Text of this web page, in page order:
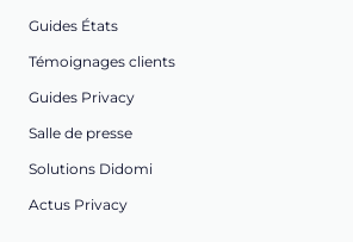
Guides États
Témoignages clients
Guides Privacy
Salle de presse
Solutions Didomi
Actus Privacy